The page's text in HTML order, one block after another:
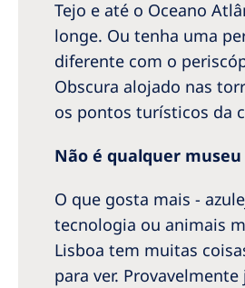
Tejo e até o Oceano
longe. Ou tenha uma
diferente com o
Obscura alojado nas
os pontos turísticos da
Não é qualquer museu
O que gosta mais -
tecnologia ou animais
Lisboa tem muitas
para ver.